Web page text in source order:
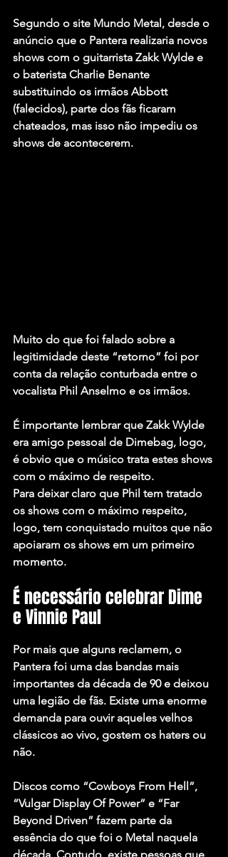
Segundo o site Mundo Metal, desde o
anúncio que o Pantera realizaria novos
shows com o guitarrista Zakk Wylde e
o baterista Charlie Benante
substituindo os irmãos Abbott
(falecidos), parte dos fãs ficaram
chateados, mas isso não impediu os
shows de acontecerem.
Muito do que foi falado sobre a
legitimidade deste “retorno” foi por
conta da relação conturbada entre o
vocalista Phil Anselmo e os irmãos.
É importante lembrar que Zakk Wylde
era amigo pessoal de Dimebag, logo,
é obvio que o músico trata estes shows
com o máximo de respeito.
Para deixar claro que Phil tem tratado
os shows com o máximo respeito,
logo, tem conquistado muitos que não
apoiaram os shows em um primeiro
momento.
É necessário celebrar Dime
e Vinnie Paul
Por mais que alguns reclamem, o
Pantera foi uma das bandas mais
importantes da década de 90 e deixou
uma legião de fãs. Existe uma enorme
demanda para ouvir aqueles velhos
clássicos ao vivo, gostem os haters ou
não.
Discos como “Cowboys From Hell”,
“Vulgar Display Of Power” e “Far
Beyond Driven” fazem parte da
essência do que foi o Metal naquela